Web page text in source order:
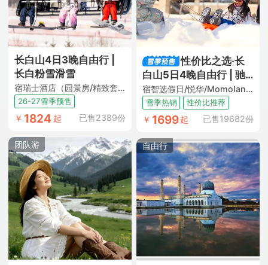
长白山4日3晚自由行 |
长白粉雪滑雪
宿瑞士酒店（园景房/精致套 日场滑雪票+地中海温泉票+YOYO鹿苑体验+限时娱雪乐园+陶艺体验 当地接送机）
26-27雪季预售
￥ 1824 起 已售2389份
团队游
性价比之选·长
白山5日4晚自由行 | 驰
骋纯白滑雪场
宿智选假日/悦华/Momoland酒店（ 双早+日场滑雪票+汉拿山温泉票+限时水乐园+限时娱雪乐园+当地接送机+云巅观雪暖心套餐或酒店下午茶一次）
雪季热销 性价比推荐
￥ 1699起 已售19682份
自由行